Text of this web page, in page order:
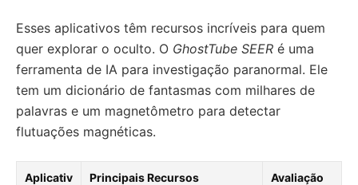
Esses aplicativos têm recursos incríveis para quem
quer explorar o oculto. O GhostTube SEER é uma
ferramenta de IA para investigação paranormal. Ele
tem um dicionário de fantasmas com milhares de
palavras e um magnetômetro para detectar
flutuações magnéticas.
Aplicativ
Principais Recursos Avaliação